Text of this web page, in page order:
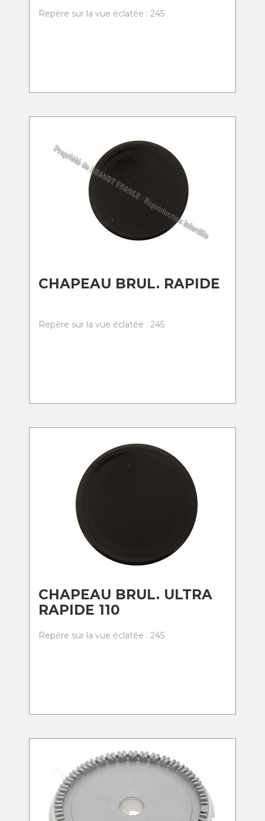
Repère sur la vue éclatée : 245
CHAPEAU BRUL. RAPIDE
Repère sur la vue éclatée : 245
CHAPEAU BRUL. ULTRA
RAPIDE 110
Repère sur la vue éclatée : 245